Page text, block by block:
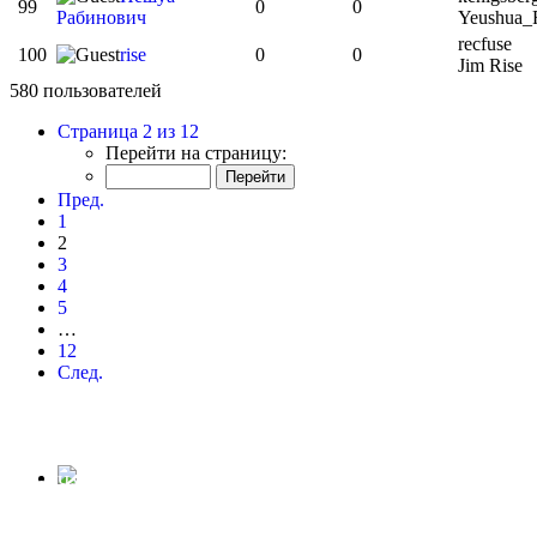
99
Рабинович
0 0
100
rise 0 0
recfuse
Jim Rise
580 пользователей
Страница 2 из 12
Перейти на страницу:
Пред.
1
2
3
4
5
…
12
След.
Часовой пояс: